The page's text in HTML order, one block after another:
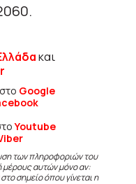
και
Google
Youtube
των πληροφοριών του
μέρους αυτών μόνο αν:
στο σημείο όπου γίνεται η